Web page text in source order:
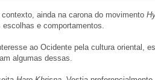
ainda na carona do movimento
e comportamentos.
ao Ocidente pela cultura oriental,
algumas dessas.